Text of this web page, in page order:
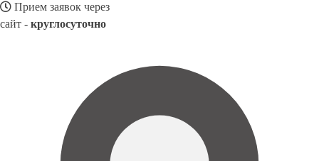
Прием заявок через
сайт - круглосуточно